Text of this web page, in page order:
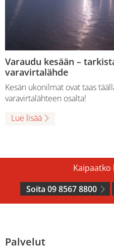
Varaudu kesään –
varavirtalähde
Kesän ukonilmat ovat taas
varavirtalähteen osalta!
Lue lisää
Kaipaatko
Soita 09 8567 8800
Palvelut